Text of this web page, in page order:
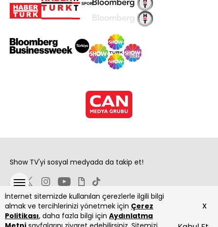
İnternet sitemizde kullanılan çerezlerle ilgili bilgi
almak ve tercihlerinizi yönetmek için Çerez
Politikası, daha fazla bilgi için Aydınlatma
x
Show TV'yi sosyal medyada da takip et!